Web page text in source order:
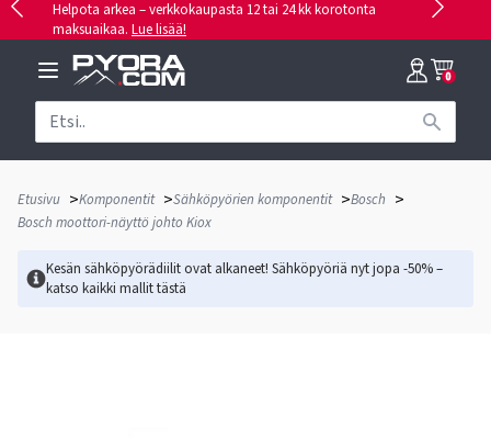
Helpota arkea – verkkokaupasta 12 tai 24 kk korotonta
maksuaikaa. Lue lisää!
0
Etusivu >Komponentit >Sähköpyörien komponentit >Bosch >
Bosch moottori-näyttö johto Kiox
Kesän sähköpyörädiilit ovat alkaneet! Sähköpyöriä nyt jopa -50% –
katso kaikki mallittästä